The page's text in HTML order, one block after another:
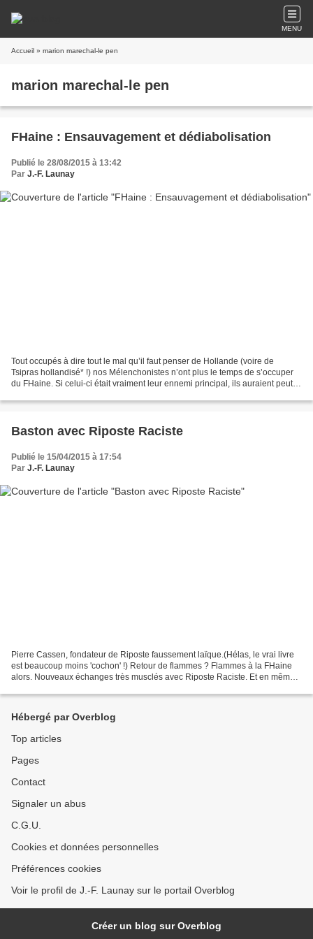
MENU
Accueil » marion marechal-le pen
marion marechal-le pen
FHaine : Ensauvagement et dédiabolisation
Publié le 28/08/2015 à 13:42
Par J.-F. Launay
Tout occupés à dire tout le mal qu’il faut penser de Hollande (voire de
Tsipras hollandisé* !) nos Mélenchonistes n’ont plus le temps de s’occuper
du FHaine. Si celui-ci était vraiment leur ennemi principal, ils auraient peut-
Baston avec Riposte Raciste
Publié le 15/04/2015 à 17:54
Par J.-F. Launay
Pierre Cassen, fondateur de Riposte faussement laïque.(Hélas, le vrai livre
est beaucoup moins 'cochon' !) Retour de flammes ? Flammes à la FHaine
alors. Nouveaux échanges très musclés avec Riposte Raciste. Et en même
Hébergé par Overblog
Top articles
Pages
Contact
Signaler un abus
C.G.U.
Cookies et données personnelles
Préférences cookies
Voir le profil de J.-F. Launay sur le portail Overblog
Créer un blog sur Overblog